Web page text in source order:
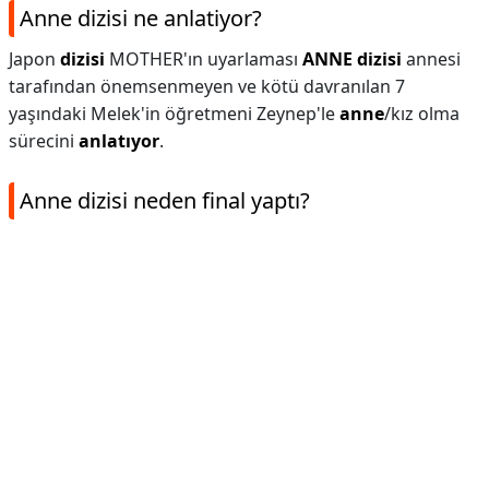
Anne dizisi ne anlatiyor?
Japon dizisi MOTHER'ın uyarlaması ANNE dizisi annesi
tarafından önemsenmeyen ve kötü davranılan 7
yaşındaki Melek'in öğretmeni Zeynep'leanne/kız olma
sürecini anlatıyor.
Anne dizisi neden final yaptı?